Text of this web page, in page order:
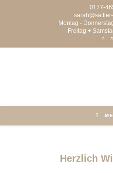
0177-
Montag -
Freitag +
Herzlich